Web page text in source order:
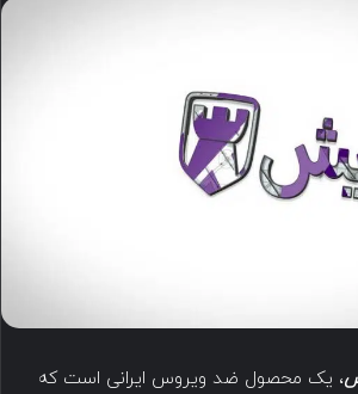
، یک محصول ضد ویروس ایرانی است که